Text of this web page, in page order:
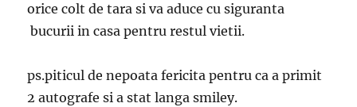
orice colt de tara si va aduce cu siguranta
bucurii in casa pentru restul vietii.
ps.piticul de nepoata fericita pentru ca a primit
2 autografe si a stat langa smiley.